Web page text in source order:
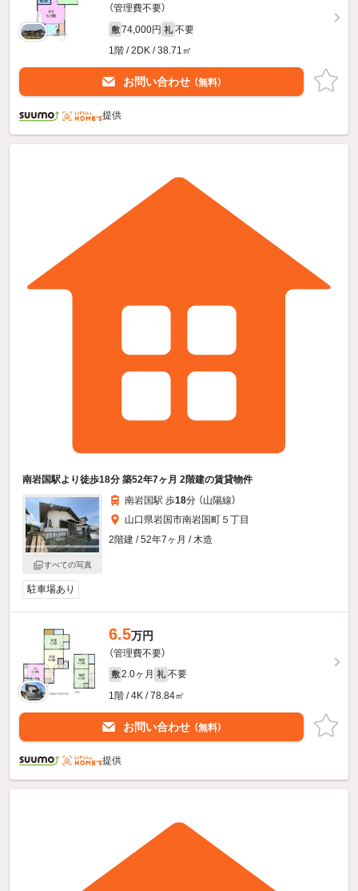
（管理費不要）
敷 74,000円 礼 不要
1階 / 2DK / 38.71㎡
お問い合わせ （無料）
提供
南岩国駅より徒歩18分 築52年7ヶ月 2階建の賃貸物件
すべての写真
南岩国駅 歩18分 （山陽線）
山口県岩国市南岩国町５丁目
2階建 / 52年7ヶ月 / 木造
駐車場あり
6.5万円
（管理費不要）
敷 2.0ヶ月 礼 不要
1階 / 4K / 78.84㎡
お問い合わせ （無料）
提供